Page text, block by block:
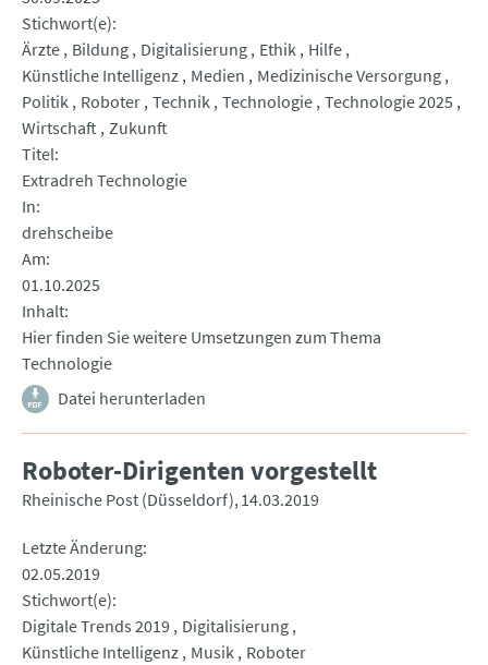
Stichwort(e)
Ärzte Bildung Digitalisierung Ethik Hilfe
Künstliche Intelligenz Medien
Medizinische Versorgung
Politik Roboter Technik Technologie Technologie 2025
Wirtschaft Zukunft
Titel
Extradreh Technologie
In
drehscheibe
Am
01.10.2025
Inhalt
Hier finden Sie weitere Umsetzungen zum Thema
Technologie
Datei herunterladen
Roboter-Dirigenten vorgestellt
Rheinische Post (Düsseldorf) 14.03.2019
Letzte Änderung
02.05.2019
Stichwort(e)
Digitale Trends 2019 Digitalisierung
Künstliche Intelligenz Musik Roboter